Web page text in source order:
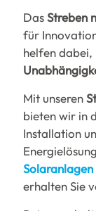
DasStreben
für
helfen dabei,
Mit unseren
bieten wir in
Installation
Solaranlagen
erhalten Sie